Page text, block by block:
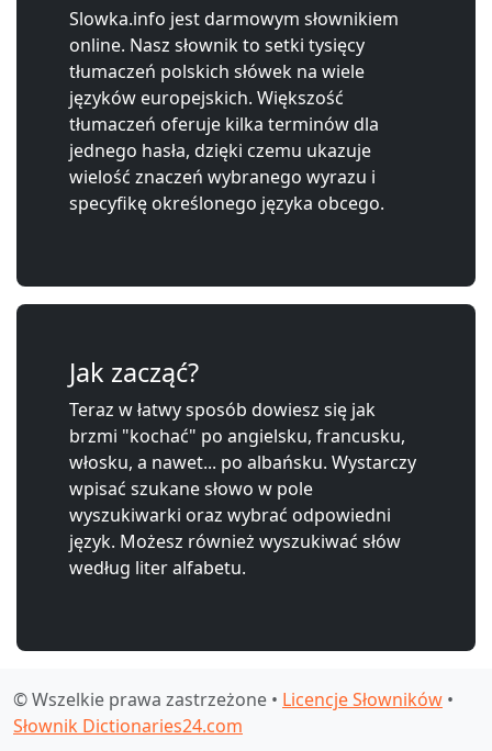
Slowka.info jest darmowym słownikiem
online. Nasz słownik to setki tysięcy
tłumaczeń polskich słówek na wiele
języków europejskich. Większość
tłumaczeń oferuje kilka terminów dla
jednego hasła, dzięki czemu ukazuje
wielość znaczeń wybranego wyrazu i
specyfikę określonego języka obcego.
Jak zacząć?
Teraz w łatwy sposób dowiesz się jak
brzmi "kochać" po angielsku, francusku,
włosku, a nawet... po albańsku. Wystarczy
wpisać szukane słowo w pole
wyszukiwarki oraz wybrać odpowiedni
język. Możesz również wyszukiwać słów
według liter alfabetu.
© Wszelkie prawa zastrzeżone • Licencje Słowników •
Słownik Dictionaries24.com